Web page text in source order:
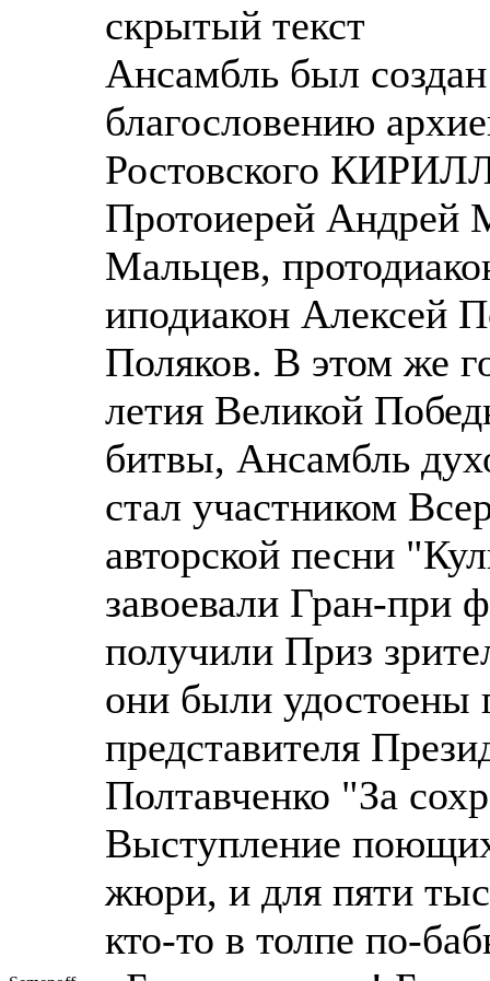
скрытый текст
Ансамбль был
благословению
Ростовского
Протоиерей Андрей
Мальцев,
иподиакон Алексей
Поляков. В этом же
летия Великой
битвы, Ансамбль
стал участником
авторской песни
завоевали Гран-при
получили Приз
они были удостоены
представителя
Полтавченко "За
Выступление
жюри, и для пяти
кто-то в толпе по-